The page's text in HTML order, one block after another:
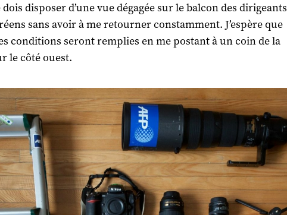
disposer d’une vue dégagée sur le balcon des dirigeants
sans avoir à me retourner constamment. J’espère que
conditions seront remplies en me postant à un coin de la
le côté ouest.